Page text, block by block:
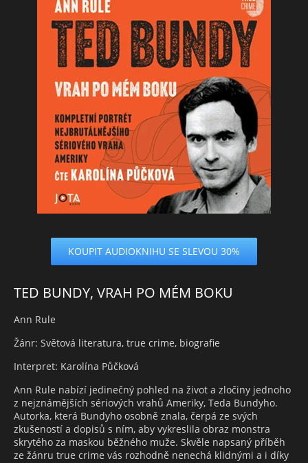
KOUPIT AUDIOKNIHU SE SLEVOU 30%
TED BUNDY, VRAH PO MÉM BOKU
Ann Rule
Žánr: Světová literatura, true crime, biografie
Interpret: Karolína Půčková
Ann Rule nabízí jedinečný pohled na život a zločiny jednoho
z nejznámějších sériových vrahů Ameriky, Teda Bundyho.
Autorka, která Bundyho osobně znala, čerpá ze svých
zkušeností a dopisů s ním, aby vykreslila obraz monstra
skrytého za maskou běžného muže. Skvěle napsaný příběh
ze žánru true crime vás rozhodně nenechá klidnými a i díky